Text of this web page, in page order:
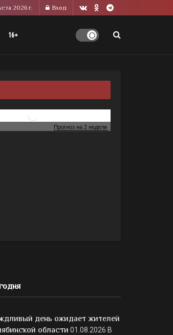
2026 г. Вход
16+
день ожидает жителей
области 01.08.2026 В